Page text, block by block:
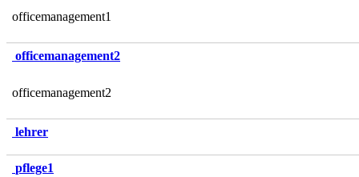
officemanagement1
officemanagement2
officemanagement2
lehrer
pflege1